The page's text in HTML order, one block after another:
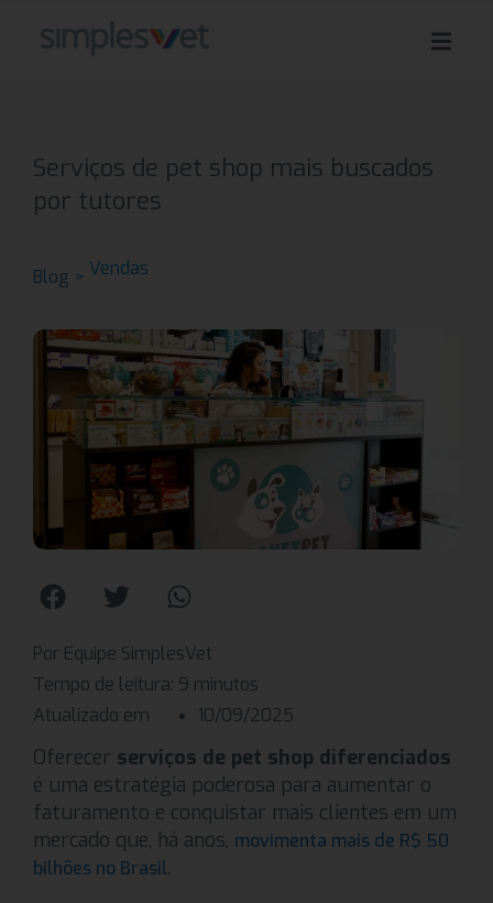
Serviços de pet shop mais buscados
por tutores
Blog > Vendas
Por Equipe SimplesVet
Tempo de leitura: 9 minutos
Atualizado em
10/09/2025
Oferecer serviços de pet shop diferenciados
é uma estratégia poderosa para aumentar o
faturamento e conquistar mais clientes em um
mercado que, há anos, movimenta mais de R$ 50
bilhões no Brasil.